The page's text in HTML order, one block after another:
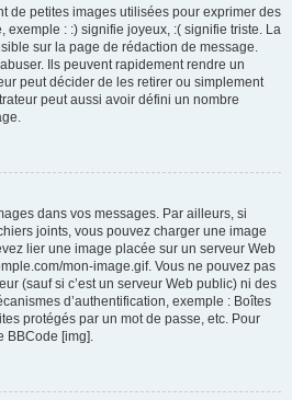
de petites images utilisées pour exprimer des
exemple : :) signifie joyeux, :( signifie triste. La
sur la page de rédaction de message.
Ils peuvent rapidement rendre un
peut décider de les retirer ou simplement
peut aussi avoir défini un nombre
dans vos messages. Par ailleurs, si
joints, vous pouvez charger une image
lier une image placée sur un serveur Web
mon-image.gif. Vous ne pouvez pas
(sauf si c’est un serveur Web public) ni des
d’authentification, exemple : Boîtes
protégés par un mot de passe, etc. Pour
BBCode [img].